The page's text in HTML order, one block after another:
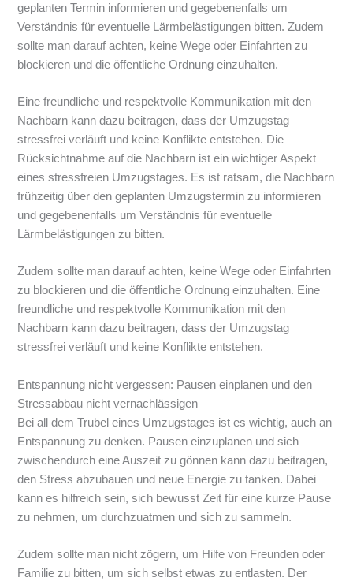
geplanten Termin informieren und gegebenenfalls um
Verständnis für eventuelle Lärmbelästigungen bitten. Zudem
sollte man darauf achten, keine Wege oder Einfahrten zu
blockieren und die öffentliche Ordnung einzuhalten.
Eine freundliche und respektvolle Kommunikation mit den
Nachbarn kann dazu beitragen, dass der Umzugstag
stressfrei verläuft und keine Konflikte entstehen. Die
Rücksichtnahme auf die Nachbarn ist ein wichtiger Aspekt
eines stressfreien Umzugstages. Es ist ratsam, die Nachbarn
frühzeitig über den geplanten Umzugstermin zu informieren
und gegebenenfalls um Verständnis für eventuelle
Lärmbelästigungen zu bitten.
Zudem sollte man darauf achten, keine Wege oder Einfahrten
zu blockieren und die öffentliche Ordnung einzuhalten. Eine
freundliche und respektvolle Kommunikation mit den
Nachbarn kann dazu beitragen, dass der Umzugstag
stressfrei verläuft und keine Konflikte entstehen.
Entspannung nicht vergessen: Pausen einplanen und den
Stressabbau nicht vernachlässigen
Bei all dem Trubel eines Umzugstages ist es wichtig, auch an
Entspannung zu denken. Pausen einzuplanen und sich
zwischendurch eine Auszeit zu gönnen kann dazu beitragen,
den Stress abzubauen und neue Energie zu tanken. Dabei
kann es hilfreich sein, sich bewusst Zeit für eine kurze Pause
zu nehmen, um durchzuatmen und sich zu sammeln.
Zudem sollte man nicht zögern, um Hilfe von Freunden oder
Familie zu bitten, um sich selbst etwas zu entlasten. Der